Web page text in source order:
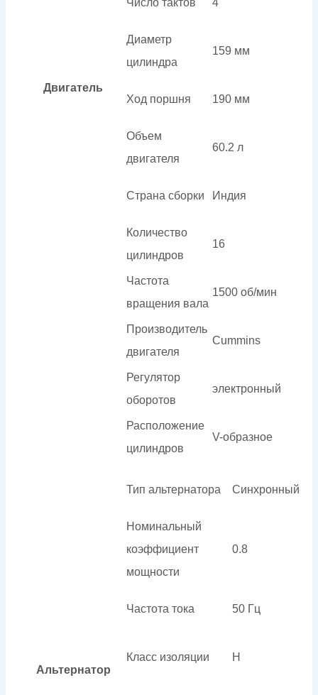
Двигатель
Число тактов 4
Диаметр
цилиндра
159 мм
Ход поршня 190 мм
Объем
двигателя
60.2 л
Страна сборки Индия
Количество
цилиндров
16
Частота
вращения вала
1500 об/мин
Производитель
двигателя
Cummins
Регулятор
оборотов
электронный
Расположение
цилиндров
V-образное
Альтернатор
Тип альтернатора Синхронный
Номинальный
коэффициент
мощности
0.8
Частота тока 50 Гц
Класс изоляции H